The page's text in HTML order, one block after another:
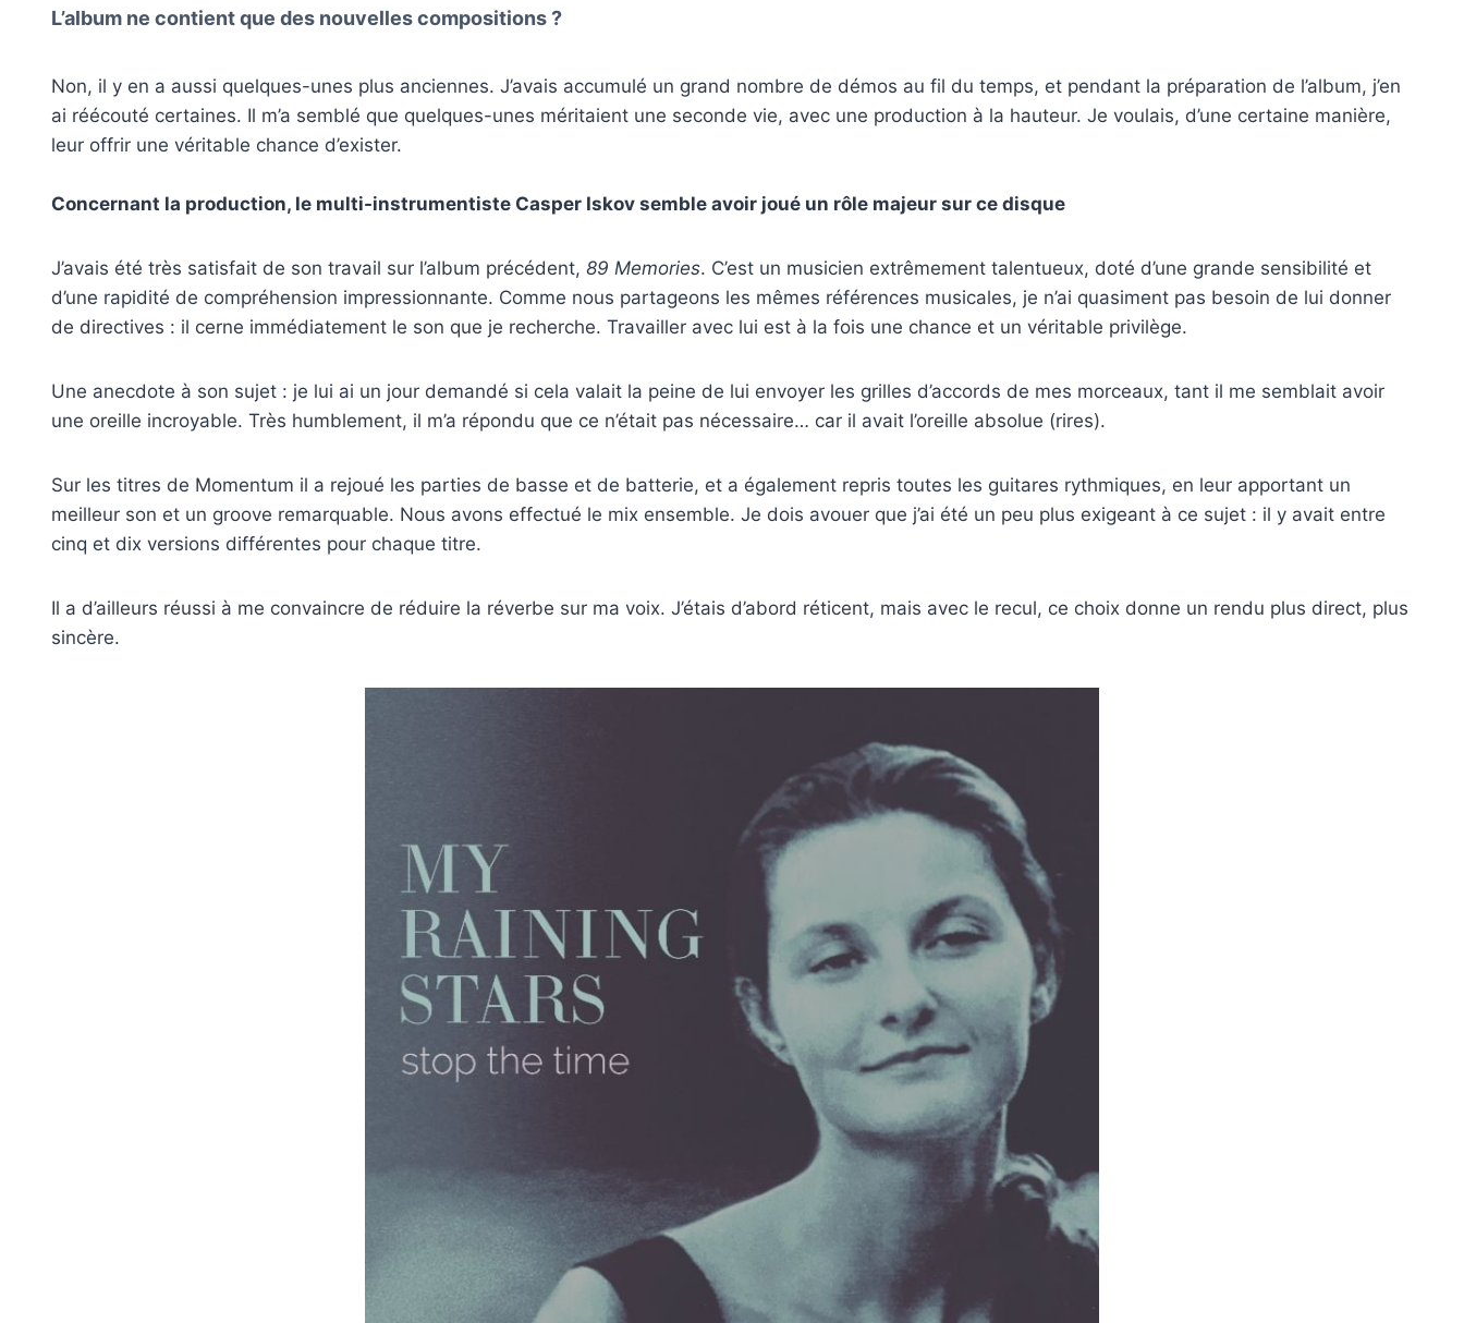
L’album ne contient que des nouvelles compositions ?
Non, il y en a aussi quelques-unes plus anciennes. J’avais accumulé un grand nombre de démos au fil du temps, et pendant la préparation de l’album, j’en
ai réécouté certaines. Il m’a semblé que quelques-unes méritaient une seconde vie, avec une production à la hauteur. Je voulais, d’une certaine manière,
leur offrir une véritable chance d’exister.
Concernant la production, le multi-instrumentiste Casper Iskov semble avoir joué un rôle majeur sur ce disque
J’avais été très satisfait de son travail sur l’album précédent, 89 Memories. C’est un musicien extrêmement talentueux, doté d’une grande sensibilité et
d’une rapidité de compréhension impressionnante. Comme nous partageons les mêmes références musicales, je n’ai quasiment pas besoin de lui donner
de directives : il cerne immédiatement le son que je recherche. Travailler avec lui est à la fois une chance et un véritable privilège.
Une anecdote à son sujet : je lui ai un jour demandé si cela valait la peine de lui envoyer les grilles d’accords de mes morceaux, tant il me semblait avoir
une oreille incroyable. Très humblement, il m’a répondu que ce n’était pas nécessaire… car il avait l’oreille absolue (rires).
Sur les titres de Momentum il a rejoué les parties de basse et de batterie, et a également repris toutes les guitares rythmiques, en leur apportant un
meilleur son et un groove remarquable. Nous avons effectué le mix ensemble. Je dois avouer que j’ai été un peu plus exigeant à ce sujet : il y avait entre
cinq et dix versions différentes pour chaque titre.
Il a d’ailleurs réussi à me convaincre de réduire la réverbe sur ma voix. J’étais d’abord réticent, mais avec le recul, ce choix donne un rendu plus direct, plus
sincère.